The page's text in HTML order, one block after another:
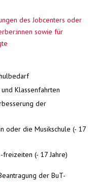
des Jobcenters oder
sowie für
Klassenfahrten
der
oder die Musikschule (- 17
(- 17 Jahre)
der BuT-